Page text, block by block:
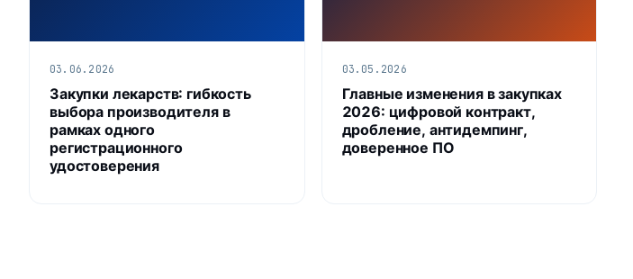
03.06.2026
Закупки лекарств: гибкость
выбора производителя в
рамках одного
регистрационного
удостоверения
03.05.2026
Главные изменения в закупках
2026: цифровой контракт,
дробление, антидемпинг,
доверенное ПО